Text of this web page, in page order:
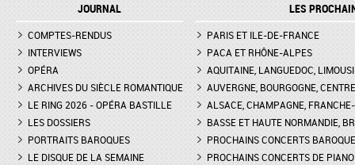
LA GRANDE DUCHESSE DE
GÉROLSTEIN D'OFFENBACH AU
THÉÂTRE DE L'ODÉON DE
MARSEILLE - INTERVIEW D'YVES
COUDRAY, METTEUR EN SCÈN
DON GIOVANNI À L'OPÉRA DE
MONTPELLIER - EXTRAIT DE
"TREMA, TREMA, O SCELLERATO!"
D'ANTHÉRON
FESTIVAL DE PIANO DE
ROQUE D'ANTHÉON -
DE LA PRÉSENTATION
PIANOS
FESTIVAL CHOPIN À
INTERVIEW DE CLAIRE-
GUAY
JOURNAL
COMPTES-RENDUS
INTERVIEWS
OPÉRA
ARCHIVES DU SIÈCLE ROMANTIQUE
LE RING 2026 - OPÉRA BASTILLE
LES DOSSIERS
PORTRAITS BAROQUES
LE DISQUE DE LA SEMAINE
LES
PARIS ET ILE-DE-FRANCE
PACA ET RHÔNE-ALPES
AQUITAINE, LANGUEDOC,
AUVERGNE, BOURGOGNE, CENTRE
ALSACE, CHAMPAGNE,
BASSE ET HAUTE NORMANDIE,
PROCHAINS CONCERTS
PROCHAINS CONCERTS DE PIANO